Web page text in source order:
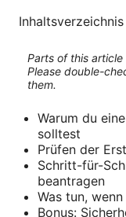
Inhaltsverzeichnis
Parts of this
Please double-
them.
Warum du
solltest
Prüfen der
Schritt-für-
beantragen
Was tun,
Bonus: